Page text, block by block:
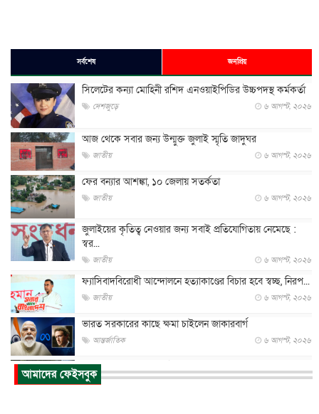
সর্বশেষ জনপ্রিয়
সিলেটের কন্যা মোহিনী রশিদ এনওয়াইপিডির উচ্চপদস্থ কর্মকর্তা
দেশজুড়ে ৬ আগস্ট, ২০২৬
আজ থেকে সবার জন্য উন্মুক্ত জুলাই স্মৃতি জাদুঘর
জাতীয় ৬ আগস্ট, ২০২৬
ফের বন্যার আশঙ্কা, ১০ জেলায় সতর্কতা
জাতীয় ৬ আগস্ট, ২০২৬
জুলাইয়ের কৃতিত্ব নেওয়ার জন্য সবাই প্রতিযোগিতায় নেমেছে :
স্বর...
জাতীয় ৬ আগস্ট, ২০২৬
ফ্যাসিবাদবিরোধী আন্দোলনে হত্যাকাণ্ডের বিচার হবে স্বচ্ছ, নিরপ...
জাতীয় ৬ আগস্ট, ২০২৬
ভারত সরকারের কাছে ক্ষমা চাইলেন জাকারবার্গ
আন্তর্জাতিক ৬ আগস্ট, ২০২৬
আকাশে ট্রাম্পের হেলিকপ্টার ও যাত্রীবাহী বিমান মুখোমুখি, তদন্...
আন্তর্জাতিক
আমাদের ফেইসবুক